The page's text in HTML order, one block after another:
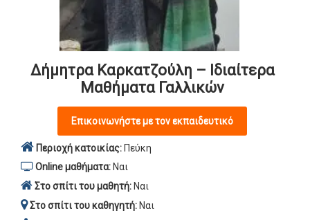
Δήμητρα Καρκατζούλη – Ιδιαίτερα
Μαθήματα Γαλλικών
Επικοινωνήστε με τον εκπαιδευτικό
Περιοχή κατοικίας: Πεύκη
Online μαθήματα: Ναι
Στο σπίτι του μαθητή: Ναι
Στο σπίτι του καθηγητή: Ναι